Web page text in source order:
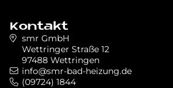
Kontakt
smr GmbH
Wettringer Straße 12
97488 Wettringen
info@smr-bad-heizung.de
(09724) 1844